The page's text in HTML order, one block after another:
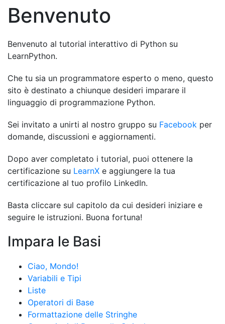
Benvenuto
Benvenuto al tutorial interattivo di Python su
LearnPython.
Che tu sia un programmatore esperto o meno, questo
sito è destinato a chiunque desideri imparare il
linguaggio di programmazione Python.
Sei invitato a unirti al nostro gruppo su Facebook per
domande, discussioni e aggiornamenti.
Dopo aver completato i tutorial, puoi ottenere la
certificazione su LearnX e aggiungere la tua
certificazione al tuo profilo LinkedIn.
Basta cliccare sul capitolo da cui desideri iniziare e
seguire le istruzioni. Buona fortuna!
Impara le Basi
Ciao, Mondo!
Variabili e Tipi
Liste
Operatori di Base
Formattazione delle Stringhe